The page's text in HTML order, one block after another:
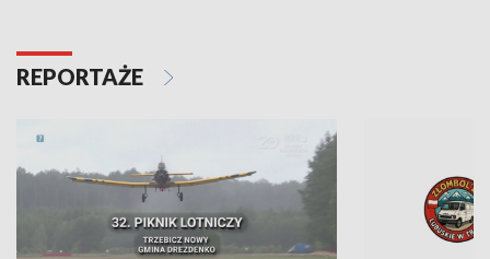
REPORTAŻE